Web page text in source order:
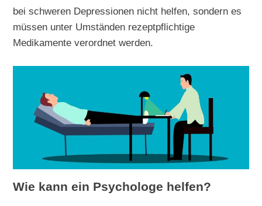
bei schweren Depressionen nicht helfen, sondern es
müssen unter Umständen rezeptpflichtige
Medikamente verordnet werden.
Wie kann ein Psychologe helfen?